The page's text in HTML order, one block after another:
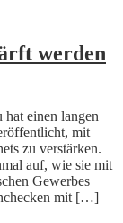
werden
hat einen langen
mit
zu verstärken.
auf, wie sie mit
Gewerbes
mit […]